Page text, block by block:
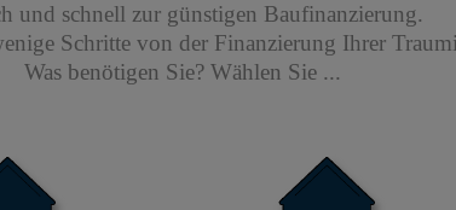
und schnell zur günstigen Baufinanzierung.
Schritte von der Finanzierung Ihrer
Was benötigen Sie? Wählen Sie ...